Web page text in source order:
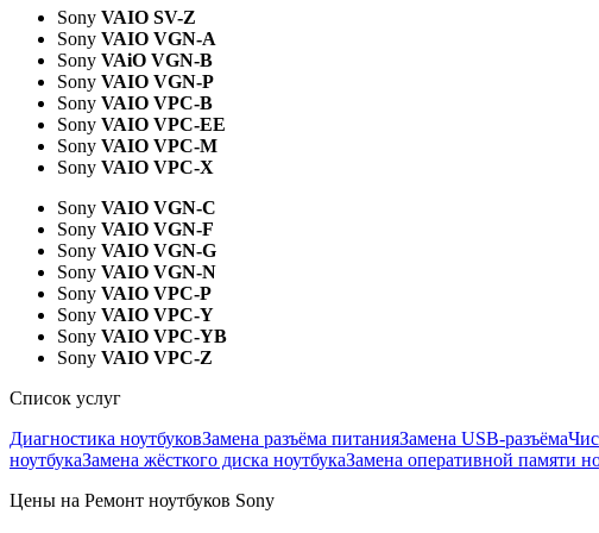
Sony VAIO SV-Z
Sony VAIO VGN-A
Sony VAiO VGN-B
Sony VAIO VGN-P
Sony VAIO VPC-B
Sony VAIO VPC-EE
Sony VAIO VPC-M
Sony VAIO VPC-X
Sony VAIO VGN-C
Sony VAIO VGN-F
Sony VAIO VGN-G
Sony VAIO VGN-N
Sony VAIO VPC-P
Sony VAIO VPC-Y
Sony VAIO VPC-YB
Sony VAIO VPC-Z
Список услуг
Диагностика ноутбуковЗамена разъёма питанияЗамена USB-разъёма
ноутбукаЗамена жёсткого диска ноутбукаЗамена оперативной памяти
Цены на Ремонт ноутбуков Sony